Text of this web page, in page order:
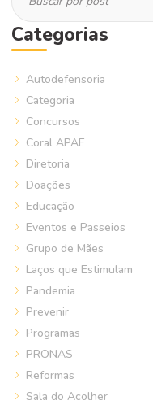
Categorias
Autodefensoria
Categoria
Concursos
Coral APAE
Diretoria
Doações
Educação
Eventos e Passeios
Grupo de Mães
Laços que Estimulam
Pandemia
Prevenir
Programas
PRONAS
Reformas
Sala do Acolher